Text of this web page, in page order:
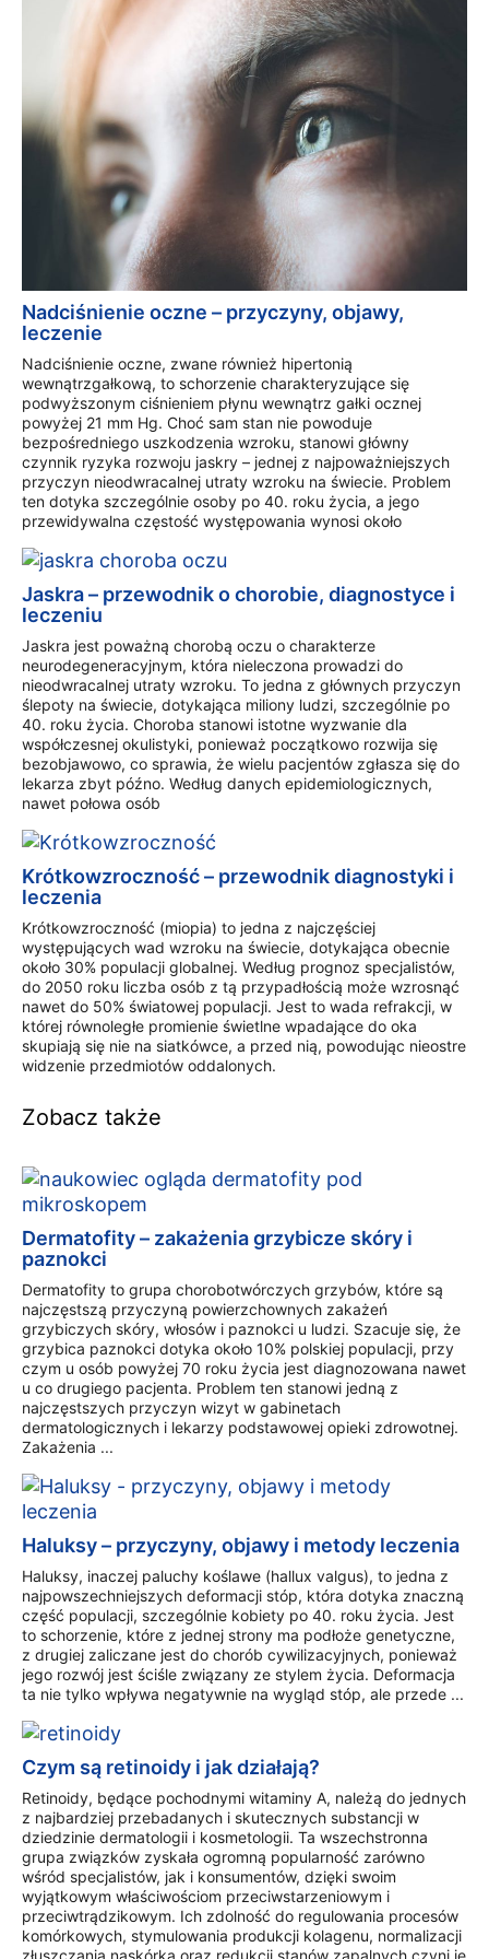
Nadciśnienie oczne – przyczyny, objawy,
leczenie
Nadciśnienie oczne, zwane również hipertonią
wewnątrzgałkową, to schorzenie charakteryzujące się
podwyższonym ciśnieniem płynu wewnątrz gałki ocznej
powyżej 21 mm Hg. Choć sam stan nie powoduje
bezpośredniego uszkodzenia wzroku, stanowi główny
czynnik ryzyka rozwoju jaskry – jednej z najpoważniejszych
przyczyn nieodwracalnej utraty wzroku na świecie. Problem
ten dotyka szczególnie osoby po 40. roku życia, a jego
przewidywalna częstość występowania wynosi około
Jaskra – przewodnik o chorobie, diagnostyce i
leczeniu
Jaskra jest poważną chorobą oczu o charakterze
neurodegeneracyjnym, która nieleczona prowadzi do
nieodwracalnej utraty wzroku. To jedna z głównych przyczyn
ślepoty na świecie, dotykająca miliony ludzi, szczególnie po
40. roku życia. Choroba stanowi istotne wyzwanie dla
współczesnej okulistyki, ponieważ początkowo rozwija się
bezobjawowo, co sprawia, że wielu pacjentów zgłasza się do
lekarza zbyt późno. Według danych epidemiologicznych,
nawet połowa osób
Krótkowzroczność – przewodnik diagnostyki i
leczenia
Krótkowzroczność (miopia) to jedna z najczęściej
występujących wad wzroku na świecie, dotykająca obecnie
około 30% populacji globalnej. Według prognoz specjalistów,
do 2050 roku liczba osób z tą przypadłością może wzrosnąć
nawet do 50% światowej populacji. Jest to wada refrakcji, w
której równoległe promienie świetlne wpadające do oka
skupiają się nie na siatkówce, a przed nią, powodując nieostre
widzenie przedmiotów oddalonych.
Zobacz także
Dermatofity – zakażenia grzybicze skóry i
paznokci
Dermatofity to grupa chorobotwórczych grzybów, które są
najczęstszą przyczyną powierzchownych zakażeń
grzybiczych skóry, włosów i paznokci u ludzi. Szacuje się, że
grzybica paznokci dotyka około 10% polskiej populacji, przy
czym u osób powyżej 70 roku życia jest diagnozowana nawet
u co drugiego pacjenta. Problem ten stanowi jedną z
najczęstszych przyczyn wizyt w gabinetach
dermatologicznych i lekarzy podstawowej opieki zdrowotnej.
Zakażenia ...
Haluksy – przyczyny, objawy i metody leczenia
Haluksy, inaczej paluchy koślawe (hallux valgus), to jedna z
najpowszechniejszych deformacji stóp, która dotyka znaczną
część populacji, szczególnie kobiety po 40. roku życia. Jest
to schorzenie, które z jednej strony ma podłoże genetyczne,
z drugiej zaliczane jest do chorób cywilizacyjnych, ponieważ
jego rozwój jest ściśle związany ze stylem życia. Deformacja
ta nie tylko wpływa negatywnie na wygląd stóp, ale przede ...
Czym są retinoidy i jak działają?
Retinoidy, będące pochodnymi witaminy A, należą do jednych
z najbardziej przebadanych i skutecznych substancji w
dziedzinie dermatologii i kosmetologii. Ta wszechstronna
grupa związków zyskała ogromną popularność zarówno
wśród specjalistów, jak i konsumentów, dzięki swoim
wyjątkowym właściwościom przeciwstarzeniowym i
przeciwtrądzikowym. Ich zdolność do regulowania procesów
komórkowych, stymulowania produkcji kolagenu, normalizacji